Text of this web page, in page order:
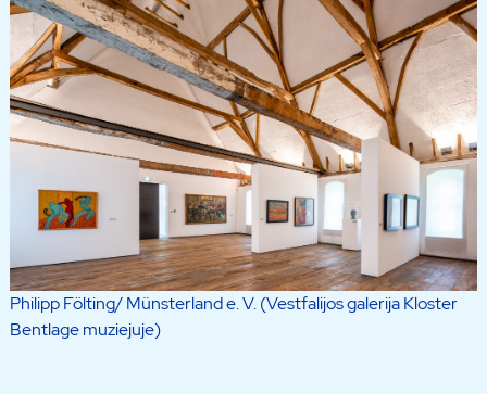
Philipp Fölting/ Münsterland e. V. (Vestfalijos galerija Kloster
Bentlage muziejuje)